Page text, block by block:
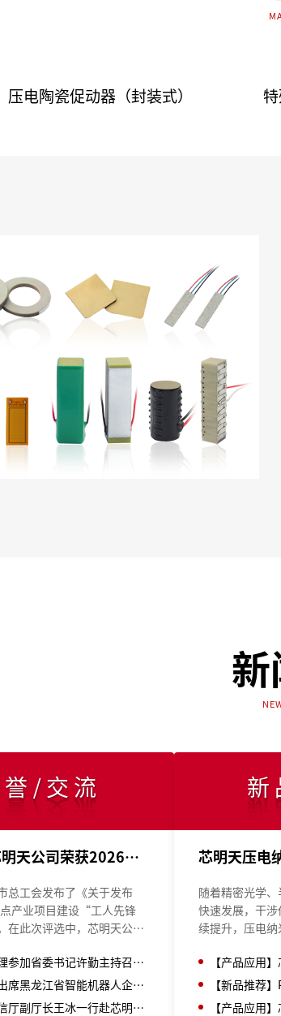
压电陶瓷促动器（封装式）
/交流
【喜报】芯明天公司荣获2026年哈尔滨市“工人先锋号”
总工会发布了《关于发布
产业项目建设“工人先锋
在此次评选中，芯明天公司
，荣获哈尔滨市“工人先锋
号。
芯明天总经理参加省委书记许勤主持召开的人工智能发展座谈会
芯明天受邀出席黑龙江省智能机器人企业座谈会—共话产业发展
黑龙江省工信厅副厅长王冰一行赴芯明天开展专题调研！
随着精密光学
快速发展，干
续提升，压电
压电纳米定位台
与灵活的定制
实现更稳定、